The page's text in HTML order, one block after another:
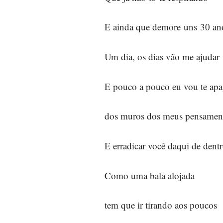
E ainda que demore uns 30
Um dia, os dias vão me ajudar
E pouco a pouco eu vou te
dos muros dos meus
E erradicar você daqui de
Como uma bala alojada
tem que ir tirando aos poucos